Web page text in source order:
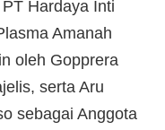
Hardaya Inti
Amanah
oleh Gopprera
serta Aru
sebagai Anggota